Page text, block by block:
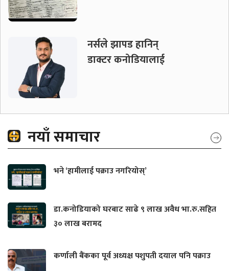
नर्सले झापड हानिन्
डाक्टर कनोडियालाई
नयाँ समाचार
भने ‘हामीलाई पक्राउ नगरियोस्’
डा.कनोडियाको घरबाट साढे ९ लाख अवैध भा.रु.सहित
३० लाख बरामद
कर्णाली बैंकका पूर्व अध्यक्ष पशुपती दयाल पनि पक्राउ